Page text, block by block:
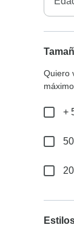
Quiero
+